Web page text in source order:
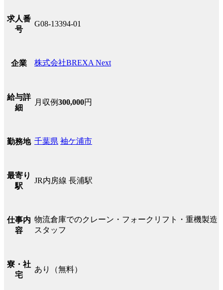
求人番
号
G08-13394-01
企業 株式会社BREXA Next
給与詳
細
月収例300,000円
勤務地 千葉県 袖ケ浦市
最寄り
駅
JR内房線 長浦駅
仕事内
容
物流倉庫でのクレーン・フォークリフト・重機製造
スタッフ
寮・社
宅
あり（無料）